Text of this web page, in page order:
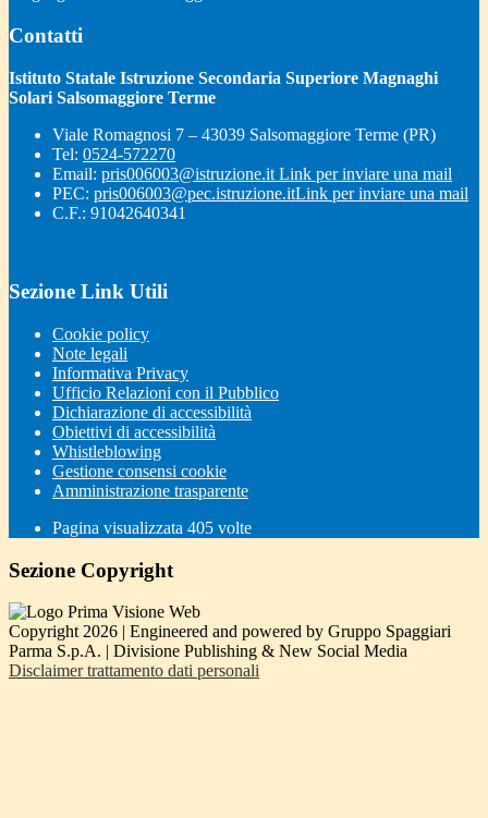
Contatti
Istituto Statale Istruzione Secondaria Superiore Magnaghi
Solari Salsomaggiore Terme
Viale Romagnosi 7 – 43039 Salsomaggiore Terme (PR)
Tel: 0524-572270
Email: pris006003@istruzione.it Link per inviare una mail
PEC: pris006003@pec.istruzione.itLink per inviare una mail
C.F.: 91042640341
Sezione Link Utili
Cookie policy
Note legali
Informativa Privacy
Ufficio Relazioni con il Pubblico
Dichiarazione di accessibilità
Obiettivi di accessibilità
Whistleblowing
Gestione consensi cookie
Amministrazione trasparente
Pagina visualizzata 405 volte
Sezione Copyright
Copyright 2026 | Engineered and powered by Gruppo Spaggiari
Parma S.p.A. | Divisione Publishing & New Social Media
Disclaimer trattamento dati personali